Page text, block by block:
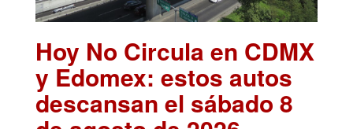
Hoy No Circula en CDMX
y Edomex: estos autos
descansan el sábado 8